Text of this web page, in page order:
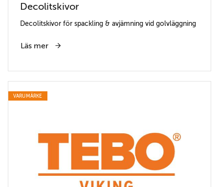
Decolitskivor
Decolitskivor för spackling & avjämning vid golvläggning
Läs mer
VARUMÄRKE